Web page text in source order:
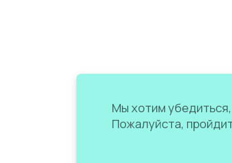
Мы хотим
Пожалуйста,